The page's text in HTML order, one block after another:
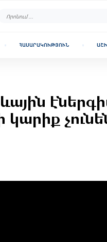
ՀԱՍԱՐԱԿՈՒԹՅՈՒՆ